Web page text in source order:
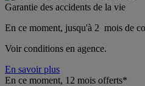
Garantie des accidents de la vie
En ce moment, jusqu'à 2  mois de
Voir conditions en agence.
En savoir plus
En ce moment, 12 mois offerts*